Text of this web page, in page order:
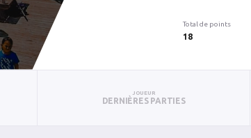
Total de points
18
JOUEUR
DERNIÈRES PARTIES